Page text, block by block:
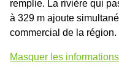
remplie. La rivière qui
à 329 m ajoute
commercial de la région.
Masquer les informations